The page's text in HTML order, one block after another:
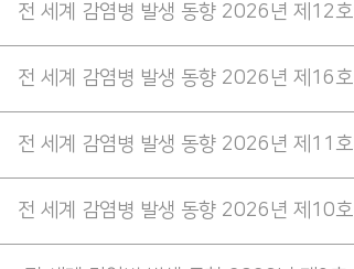
전 세계 감염병 발생 동향 2026년 제12호
전 세계 감염병 발생 동향 2026년 제16호
전 세계 감염병 발생 동향 2026년 제11호
전 세계 감염병 발생 동향 2026년 제10호